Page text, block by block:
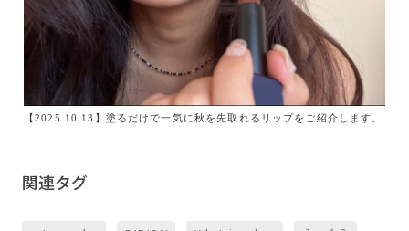
【2025.10.13】塗るだけで一気に秋を先取れるリップをご紹介します。
関連タグ